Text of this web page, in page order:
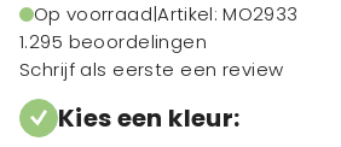
Op voorraad|Artikel: MO2933
1.295 beoordelingen
Schrijf als eerste een review
Kies een kleur: